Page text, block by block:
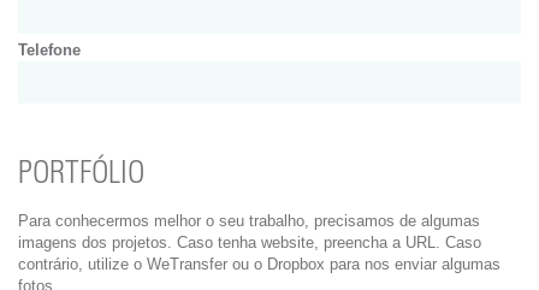
Telefone
PORTFÓLIO
Para conhecermos melhor o seu trabalho, precisamos de algumas
imagens dos projetos. Caso tenha website, preencha a URL. Caso
contrário, utilize o WeTransfer ou o Dropbox para nos enviar algumas
fotos.